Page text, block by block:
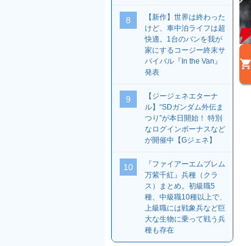
8
【新作】世界は終わった
けど、車中泊ライフは超
快適。1台のバンを我が
家にするコージー終末サ
バイバル『In the Van』
発表
9
【ジージェネエターナ
ル】“SDガンダム外伝ま
つり”が本日開始！ 特別
なログインボーナスなど
が開催中【Gジェネ】
10
『ファイアーエムブレム
万紫千紅』兵種（クラ
ス）まとめ。初級職5
種、中級職10種以上で、
上級職には戦象兵など巨
大な生物に乗って戦う兵
種も存在